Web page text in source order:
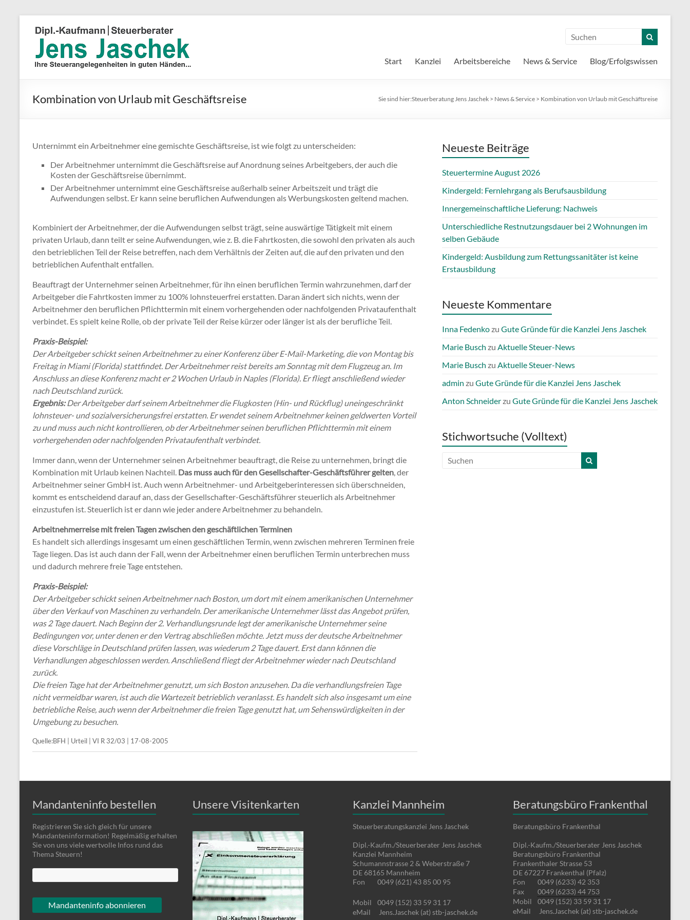
Start Kanzlei Arbeitsbereiche News & Service Blog/Erfolgswissen
Kombination von Urlaub mit Geschäftsreise Sie sind hier:Steuerberatung Jens Jaschek > News & Service > Kombination von Urlaub mit Geschäftsreise
Unternimmt ein Arbeitnehmer eine gemischte Geschäftsreise, ist wie folgt zu unterscheiden:
Der Arbeitnehmer unternimmt die Geschäftsreise auf Anordnung seines Arbeitgebers, der auch die
Kosten der Geschäftsreise übernimmt.
Der Arbeitnehmer unternimmt eine Geschäftsreise außerhalb seiner Arbeitszeit und trägt die
Aufwendungen selbst. Er kann seine beruflichen Aufwendungen als Werbungskosten geltend machen.
Kombiniert der Arbeitnehmer, der die Aufwendungen selbst trägt, seine auswärtige Tätigkeit mit einem
privaten Urlaub, dann teilt er seine Aufwendungen, wie z. B. die Fahrtkosten, die sowohl den privaten als auch
den betrieblichen Teil der Reise betreffen, nach dem Verhältnis der Zeiten auf, die auf den privaten und den
betrieblichen Aufenthalt entfallen.
Beauftragt der Unternehmer seinen Arbeitnehmer, für ihn einen beruflichen Termin wahrzunehmen, darf der
Arbeitgeber die Fahrtkosten immer zu 100% lohnsteuerfrei erstatten. Daran ändert sich nichts, wenn der
Arbeitnehmer den beruflichen Pflichttermin mit einem vorhergehenden oder nachfolgenden Privataufenthalt
verbindet. Es spielt keine Rolle, ob der private Teil der Reise kürzer oder länger ist als der berufliche Teil.
Praxis-Beispiel:
Der Arbeitgeber schickt seinen Arbeitnehmer zu einer Konferenz über E-Mail-Marketing, die von Montag bis
Freitag in Miami (Florida) stattfindet. Der Arbeitnehmer reist bereits am Sonntag mit dem Flugzeug an. Im
Anschluss an diese Konferenz macht er 2 Wochen Urlaub in Naples (Florida). Er fliegt anschließend wieder
nach Deutschland zurück.
Ergebnis:Der Arbeitgeber darf seinem Arbeitnehmer die Flugkosten (Hin- und Rückflug) uneingeschränkt
lohnsteuer- und sozialversicherungsfrei erstatten. Er wendet seinem Arbeitnehmer keinen geldwerten Vorteil
zu und muss auch nicht kontrollieren, ob der Arbeitnehmer seinen beruflichen Pflichttermin mit einem
vorhergehenden oder nachfolgenden Privataufenthalt verbindet.
Immer dann, wenn der Unternehmer seinen Arbeitnehmer beauftragt, die Reise zu unternehmen, bringt die
Kombination mit Urlaub keinen Nachteil. Das muss auch für den Gesellschafter-Geschäftsführer gelten , der
Arbeitnehmer seiner GmbH ist. Auch wenn Arbeitnehmer- und Arbeitgeberinteressen sich überschneiden,
kommt es entscheidend darauf an, dass der Gesellschafter-Geschäftsführer steuerlich als Arbeitnehmer
einzustufen ist. Steuerlich ist er dann wie jeder andere Arbeitnehmer zu behandeln.
Arbeitnehmerreise mit freien Tagen zwischen den geschäftlichen Terminen
Es handelt sich allerdings insgesamt um einen geschäftlichen Termin, wenn zwischen mehreren Terminen freie
Tage liegen. Das ist auch dann der Fall, wenn der Arbeitnehmer einen beruflichen Termin unterbrechen muss
und dadurch mehrere freie Tage entstehen.
Praxis-Beispiel:
Der Arbeitgeber schickt seinen Arbeitnehmer nach Boston, um dort mit einem amerikanischen Unternehmer
über den Verkauf von Maschinen zu verhandeln. Der amerikanische Unternehmer lässt das Angebot prüfen,
was 2 Tage dauert. Nach Beginn der 2. Verhandlungsrunde legt der amerikanische Unternehmer seine
Bedingungen vor, unter denen er den Vertrag abschließen möchte. Jetzt muss der deutsche Arbeitnehmer
diese Vorschläge in Deutschland prüfen lassen, was wiederum 2 Tage dauert. Erst dann können die
Verhandlungen abgeschlossen werden. Anschließend fliegt der Arbeitnehmer wieder nach Deutschland
zurück.
Die freien Tage hat der Arbeitnehmer genutzt, um sich Boston anzusehen. Da die verhandlungsfreien Tage
nicht vermeidbar waren, ist auch die Wartezeit betrieblich veranlasst. Es handelt sich also insgesamt um eine
betriebliche Reise, auch wenn der Arbeitnehmer die freien Tage genutzt hat, um Sehenswürdigkeiten in der
Umgebung zu besuchen.
Quelle:BFH | Urteil | VI R 32/03 | 17-08-2005
Neueste Beiträge
Steuertermine August 2026
Kindergeld: Fernlehrgang als Berufsausbildung
Innergemeinschaftliche Lieferung: Nachweis
Unterschiedliche Restnutzungsdauer bei 2 Wohnungen im
selben Gebäude
Kindergeld: Ausbildung zum Rettungssanitäter ist keine
Erstausbildung
Neueste Kommentare
Inna Fedenkozu Gute Gründe für die Kanzlei Jens Jaschek
Marie Busch zu Aktuelle Steuer-News
Marie Busch zu Aktuelle Steuer-News
admin zu Gute Gründe für die Kanzlei Jens Jaschek
Anton Schneiderzu Gute Gründe für die Kanzlei Jens Jaschek
Stichwortsuche (Volltext)
Mandanteninfo bestellen
Registrieren Sie sich gleich für unsere
Mandanteninformation! Regelmäßig erhalten
Sie von uns viele wertvolle Infos rund das
Thema Steuern!
Unsere Visitenkarten Kanzlei Mannheim
Steuerberatungskanzlei Jens Jaschek
Dipl.-Kaufm./Steuerberater Jens Jaschek
Kanzlei Mannheim
Schumannstrasse 2 & Weberstraße 7
DE 68165 Mannheim
Fon
0049 (621) 43 85 00 95
Mobil
0049 (152) 33 59 31 17
eMail
Jens.Jaschek (at) stb-jaschek.de
Beratungsbüro Frankenthal
Beratungsbüro Frankenthal
Dipl.-Kaufm./Steuerberater Jens Jaschek
Beratungsbüro Frankenthal
Frankenthaler Strasse 53
DE 67227 Frankenthal (Pfalz)
Fon
0049 (6233) 42 353
Fax
0049 (6233) 44 753
Mobil
0049 (152) 33 59 31 17
eMail
Jens.Jaschek (at) stb-jaschek.de